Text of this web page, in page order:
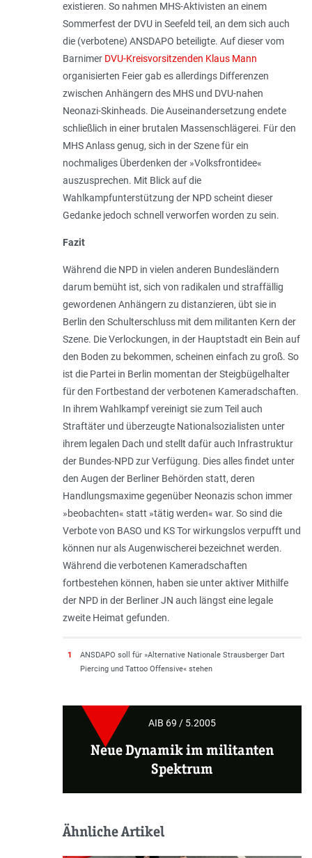
existieren. So nahmen MHS-Aktivisten an einem
Sommerfest der DVU in Seefeld teil, an dem sich auch
die (verbotene) ANSDAPO beteiligte. Auf dieser vom
Barnimer DVU-Kreisvorsitzenden Klaus Mann
organisierten Feier gab es allerdings Differenzen
zwischen Anhängern des MHS und DVU-nahen
Neonazi-Skinheads. Die Auseinandersetzung endete
schließlich in einer brutalen Massenschlägerei. Für den
MHS Anlass genug, sich in der Szene für ein
nochmaliges Überdenken der »Volksfrontidee«
auszusprechen. Mit Blick auf die
Wahlkampfunterstützung der NPD scheint dieser
Gedanke jedoch schnell verworfen worden zu sein.
Fazit
Während die NPD in vielen anderen Bundesländern
darum bemüht ist, sich von radikalen und straffällig
gewordenen Anhängern zu distanzieren, übt sie in
Berlin den Schulterschluss mit dem militanten Kern der
Szene. Die Verlockungen, in der Hauptstadt ein Bein auf
den Boden zu bekommen, scheinen einfach zu groß. So
ist die Partei in Berlin momentan der Steigbügelhalter
für den Fortbestand der verbotenen Kameradschaften.
In ihrem Wahlkampf vereinigt sie zum Teil auch
Straftäter und überzeugte Nationalsozialisten unter
ihrem legalen Dach und stellt dafür auch Infrastruktur
der Bundes-NPD zur Verfügung. Dies alles findet unter
den Augen der Berliner Behörden statt, deren
Handlungsmaxime gegenüber Neonazis schon immer
»beobachten« statt »tätig werden« war. So sind die
Verbote von BASO und KS Tor wirkungslos verpufft und
können nur als Augenwischerei bezeichnet werden.
Während die verbotenen Kameradschaften
fortbestehen können, haben sie unter aktiver Mithilfe
der NPD in der Berliner JN auch längst eine legale
zweite Heimat gefunden.
1
ANSDAPO soll für »Alternative Nationale Strausberger Dart
Piercing und Tattoo Offensive« stehen
AIB 69 / 5.2005
Neue Dynamik im militanten
Spektrum
Ähnliche Artikel